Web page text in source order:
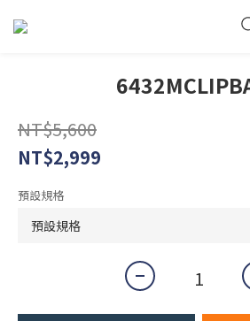
NT$5,600
NT$2,999
預設規格